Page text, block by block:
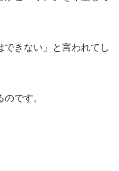
できない」と言われてし
です。